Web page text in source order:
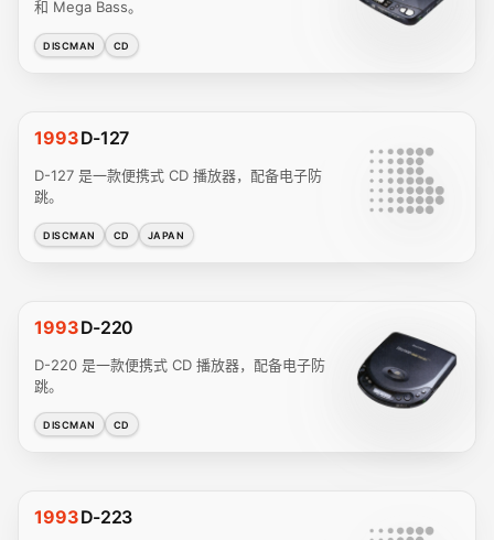
和 Mega Bass。
DISCMAN CD
1993D-127
D-127 是一款便携式 CD 播放器，配备电子防
跳。
DISCMAN CD JAPAN
1993D-220
D-220 是一款便携式 CD 播放器，配备电子防
跳。
DISCMAN CD
1993D-223